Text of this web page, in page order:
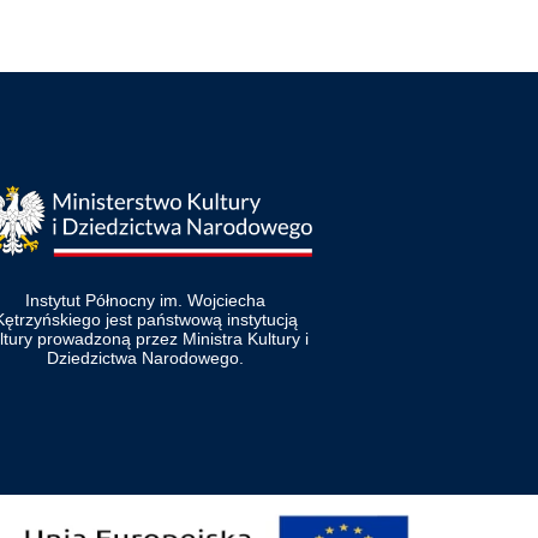
Instytut Północny im. Wojciecha
jest państwową instytucją
prowadzoną przez Ministra Kultury i
Dziedzictwa Narodowego.